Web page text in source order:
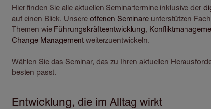
Hier finden Sie alle aktuellen Seminartermine inklusive der
auf einen Blick. Unsere offenen Seminare unterstützen
Themen wie Führungskräfteentwicklung,
Change Management weiterzuentwickeln.
Wählen Sie das Seminar, das zu Ihren aktuellen
besten passt.
Entwicklung, die im Alltag wirkt